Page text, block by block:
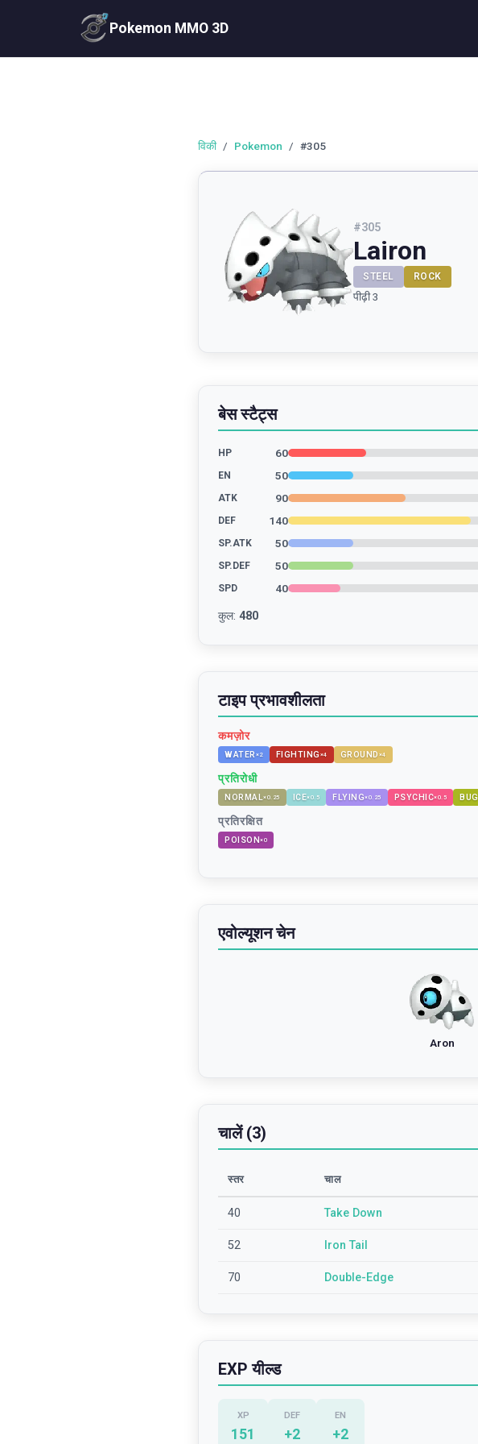
Pokemon MMO 3D
विकी / Pokemon / #305
#305
Lairon
STEEL ROCK
पीढ़ी 3
बेस स्टैट्स
HP 60
EN 50
ATK 90
DEF 140
SP.ATK 50
SP.DEF 50
SPD 40
कुल: 480
टाइप प्रभावशीलता
कमज़ोर
WATER ×2 FIGHTING ×4 GROUND ×4
प्रतिरोधी
NORMAL×0.25 ICE×0.5 FLYING×0.25 PSYCHIC×0.5 BUG
प्रतिरक्षित
POISON×0
एवोल्यूशन चेन
Aron
चालें (3)
स्तर चाल
40 Take Down
52 Iron Tail
70 Double-Edge
EXP यील्ड
XP
151
DEF
+2
EN
+2